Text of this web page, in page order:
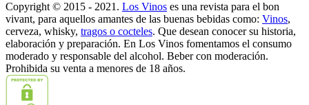
Copyright © 2015 - 2021. Los Vinos es una revista para el bon
vivant, para aquellos amantes de las buenas bebidas como: Vinos,
cerveza, whisky, tragos o cocteles. Que desean conocer su historia,
elaboración y preparación. En Los Vinos fomentamos el consumo
moderado y responsable del alcohol. Beber con moderación.
Prohibida su venta a menores de 18 años.